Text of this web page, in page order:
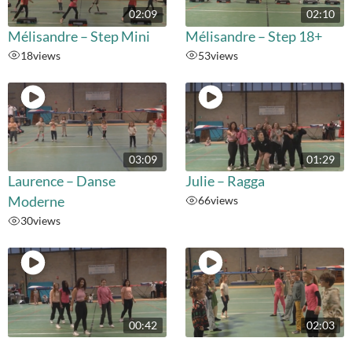
02:09
Mélisandre – Step Mini
18views
02:10
Mélisandre – Step 18+
53views
03:09
Laurence – Danse
Moderne
30views
01:29
Julie – Ragga
66views
00:42 02:03